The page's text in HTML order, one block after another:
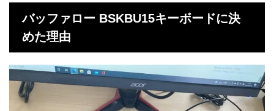
バッファロー BSKBU15キーボードに決
めた理由